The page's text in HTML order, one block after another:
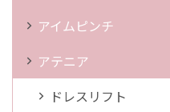
アイムピンチ
アテニア
ドレスリフト